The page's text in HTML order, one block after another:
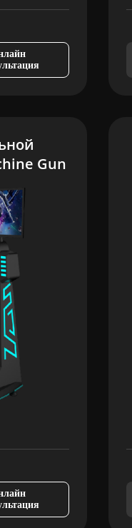
Gun